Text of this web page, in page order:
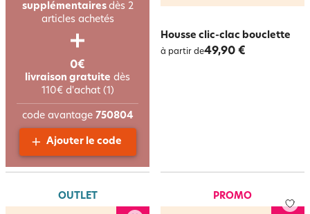
Housse clic-clac bouclette
à partir de49,90 €
OUTLET PROMO
supplémentaires dès 2
articles achetés
0€
livraison gratuite dès
110€ d'achat (1)
code avantage 750804
Ajouter le code